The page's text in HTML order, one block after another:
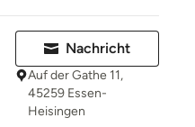
Nachricht
Auf der Gathe 11,
45259 Essen-
Heisingen